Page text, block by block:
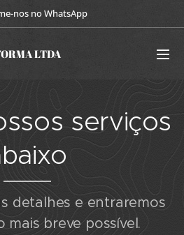
nos no WhatsApp
LTDA
serviços
detalhes e entraremos
breve possível.